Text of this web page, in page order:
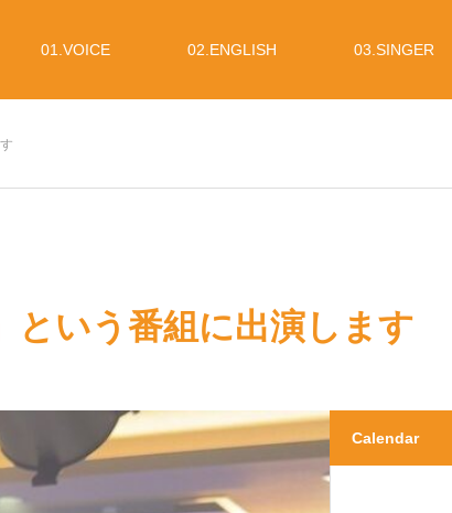
01.VOICE 02.ENGLISH 03.SINGER
いう番組に出演します
Calendar